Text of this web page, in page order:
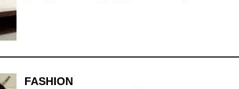
FASHION